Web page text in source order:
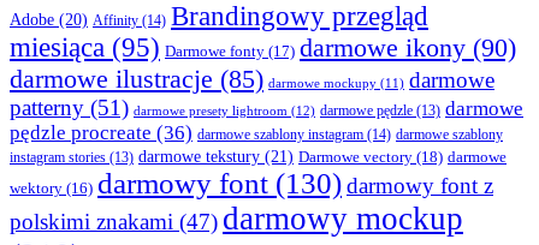
Adobe (20) Affinity (14) Brandingowy przegląd
miesiąca (95) Darmowe fonty (17) darmowe ikony (90)
darmowe ilustracje (85) darmowe mockupy (11) darmowe
patterny (51) darmowe presety lightroom (12) darmowe pędzle (13) darmowe
pędzle procreate (36) darmowe szablony instagram (14) darmowe szablony
instagram stories (13) darmowe tekstury (21) Darmowe vectory (18) darmowe
wektory (16) darmowy font (130)darmowy font z
polskimi znakami (47) darmowy mockup